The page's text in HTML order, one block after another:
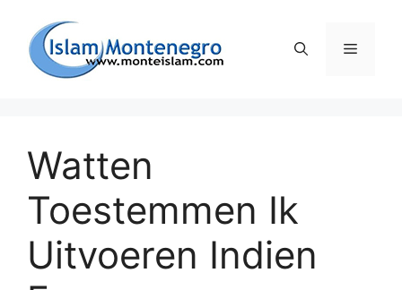
sadržaj
Watten
Toestemmen Ik
Uitvoeren Indien